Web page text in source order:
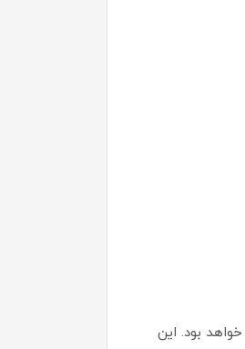
هوشمندانه برای شما خواهد بود. این